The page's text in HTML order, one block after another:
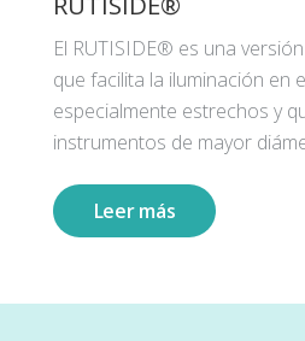
El RUTISIDE® es una
que facilita la iluminación en
especialmente estrechos y
instrumentos de mayor
Leer más